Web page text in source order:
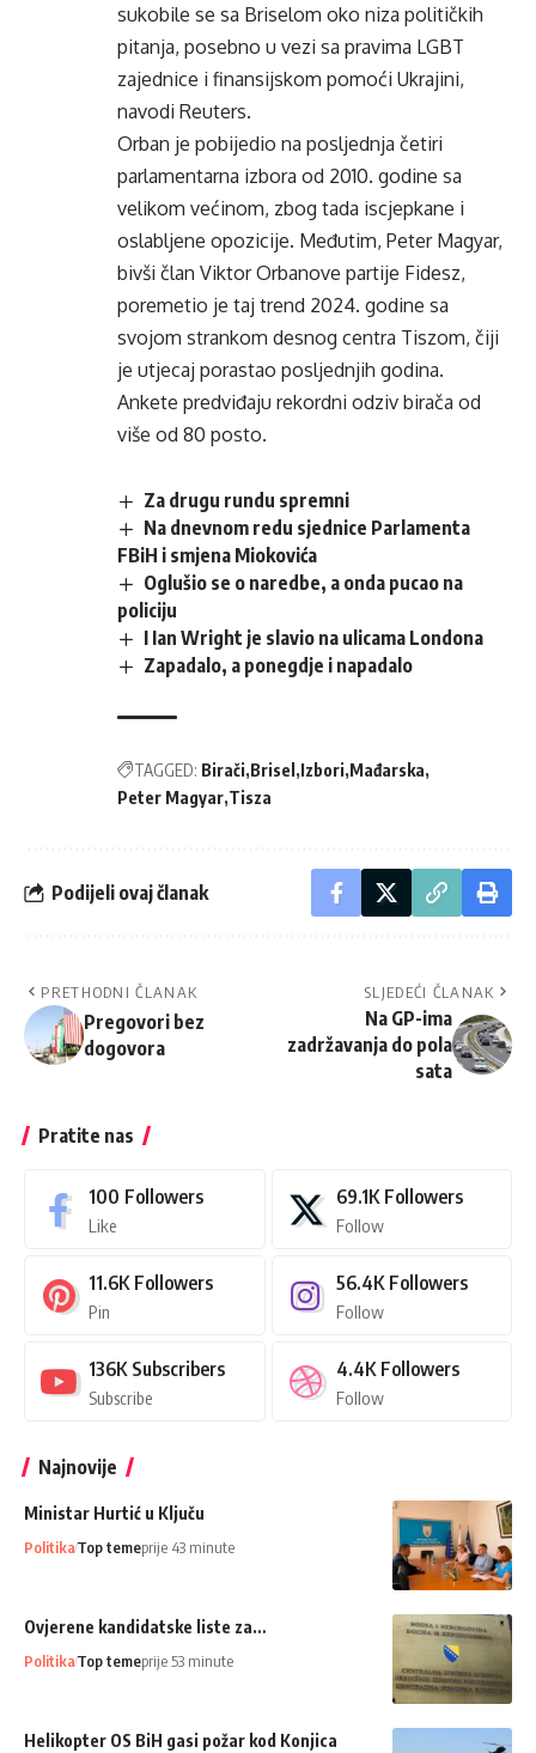
sukobile se sa Briselom oko niza političkih
pitanja, posebno u vezi sa pravima LGBT
zajednice i finansijskom pomoći Ukrajini,
navodi Reuters.
Orban je pobijedio na posljednja četiri
parlamentarna izbora od 2010. godine sa
velikom većinom, zbog tada iscjepkane i
oslabljene opozicije. Međutim, Peter Magyar,
bivši član Viktor Orbanove partije Fidesz,
poremetio je taj trend 2024. godine sa
svojom strankom desnog centra Tiszom, čiji
je utjecaj porastao posljednjih godina.
Ankete predviđaju rekordni odziv birača od
više od 80 posto.
Za drugu rundu spremni
Na dnevnom redu sjednice Parlamenta
FBiH i smjena Miokovića
Oglušio se o naredbe, a onda pucao na
policiju
I Ian Wright je slavio na ulicama Londona
Zapadalo, a ponegdje i napadalo
TAGGED: Birači Brisel Izbori Mađarska
Peter Magyar Tisza
Podijeli ovaj članak
PRETHODNI ČLANAK
Pregovori bez
dogovora
SLJEDEĆI ČLANAK
Na GP-ima
zadržavanja do pola
sata
Pratite nas
100 Followers
Like
69.1K Followers
Follow
11.6K Followers
Pin
56.4K Followers
Follow
136K Subscribers
Subscribe
4.4K Followers
Follow
Najnovije
Ministar Hurtić u Ključu
PolitikaTop temeprije 43 minute
Ovjerene kandidatske liste za…
PolitikaTop temeprije 53 minute
Helikopter OS BiH gasi požar kod Konjica